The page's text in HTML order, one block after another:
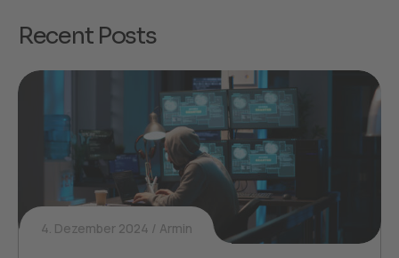
Recent Posts
4. Dezember 2024 Armin